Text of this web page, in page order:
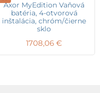
Axor MyEdition Vaňová
batéria, 4-otvorová
inštalácia, chróm/čierne
sklo
1708,06 €